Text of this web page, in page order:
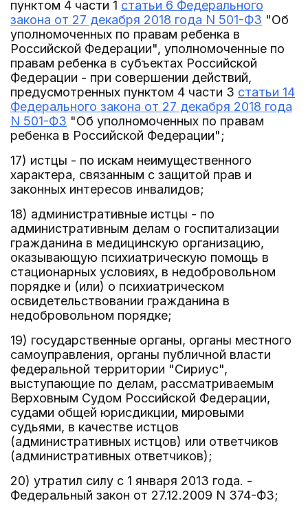
пунктом 4 части 1 статьи 6 Федерального
закона от 27 декабря 2018 года N 501-ФЗ "Об
уполномоченных по правам ребенка в
Российской Федерации", уполномоченные по
правам ребенка в субъектах Российской
Федерации - при совершении действий,
предусмотренных пунктом 4 части 3 статьи 14
Федерального закона от 27 декабря 2018 года
N 501-ФЗ "Об уполномоченных по правам
ребенка в Российской Федерации";
17) истцы - по искам неимущественного
характера, связанным с защитой прав и
законных интересов инвалидов;
18) административные истцы - по
административным делам о госпитализации
гражданина в медицинскую организацию,
оказывающую психиатрическую помощь в
стационарных условиях, в недобровольном
порядке и (или) о психиатрическом
освидетельствовании гражданина в
недобровольном порядке;
19) государственные органы, органы местного
самоуправления, органы публичной власти
федеральной территории "Сириус",
выступающие по делам, рассматриваемым
Верховным Судом Российской Федерации,
судами общей юрисдикции, мировыми
судьями, в качестве истцов
(административных истцов) или ответчиков
(административных ответчиков);
20) утратил силу с 1 января 2013 года. -
Федеральный закон от 27.12.2009 N 374-ФЗ;